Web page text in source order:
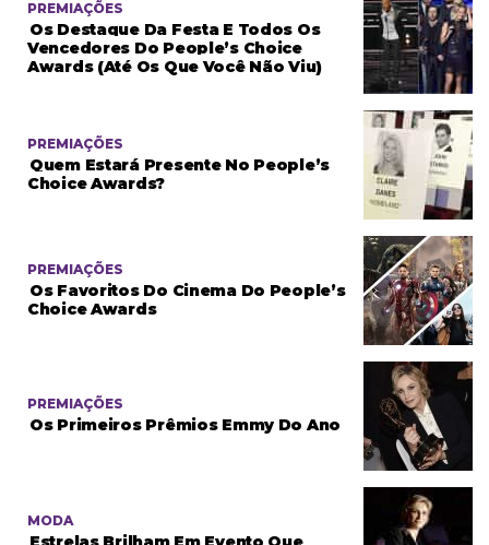
PREMIAÇÕES
Os Destaque Da Festa E Todos Os
Vencedores Do People’s Choice
Awards (até Os Que Você Não Viu)
PREMIAÇÕES
Quem Estará Presente No People’s
Choice Awards?
PREMIAÇÕES
Os Favoritos Do Cinema Do People’s
Choice Awards
PREMIAÇÕES
Os Primeiros Prêmios Emmy Do Ano
MODA